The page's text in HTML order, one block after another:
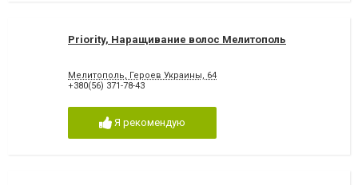
Priority, Наращивание волос Мелитополь
Мелитополь, Героев Украины, 64
+380(56) 371-78-43
Я рекомендую